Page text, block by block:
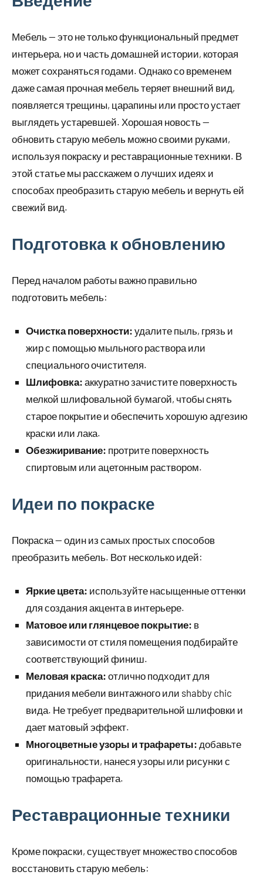
Мебель — это не только функциональный предмет
интерьера, но и часть домашней истории, которая
может сохраняться годами. Однако со временем
даже самая прочная мебель теряет внешний вид,
появляется трещины, царапины или просто устает
выглядеть устаревшей. Хорошая новость —
обновить старую мебель можно своими руками,
используя покраску и реставрационные техники. В
этой статье мы расскажем о лучших идеях и
способах преобразить старую мебель и вернуть ей
свежий вид.
Подготовка к обновлению
Перед началом работы важно правильно
подготовить мебель:
Очистка поверхности: удалите пыль, грязь и
жир с помощью мыльного раствора или
специального очистителя.
Шлифовка: аккуратно зачистите поверхность
мелкой шлифовальной бумагой, чтобы снять
старое покрытие и обеспечить хорошую адгезию
краски или лака.
Обезжиривание: протрите поверхность
спиртовым или ацетонным раствором.
Идеи по покраске
Покраска — один из самых простых способов
преобразить мебель. Вот несколько идей:
Яркие цвета: используйте насыщенные оттенки
для создания акцента в интерьере.
Матовое или глянцевое покрытие: в
зависимости от стиля помещения подбирайте
соответствующий финиш.
Меловая краска: отлично подходит для
придания мебели винтажного или shabby chic
вида. Не требует предварительной шлифовки и
дает матовый эффект.
Многоцветные узоры и трафареты: добавьте
оригинальности, нанеся узоры или рисунки с
помощью трафарета.
Реставрационные техники
Кроме покраски, существует множество способов
восстановить старую мебель: